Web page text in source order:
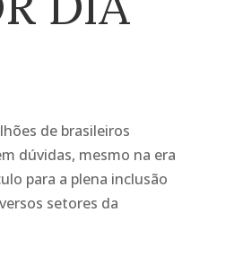
de brasileiros
dúvidas, mesmo na era
para a plena inclusão
setores da